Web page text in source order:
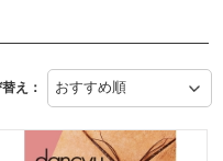
え：